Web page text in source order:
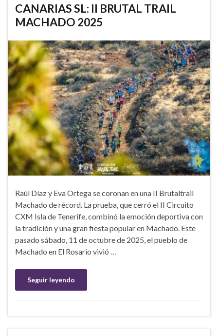
CANARIAS SL: II BRUTAL TRAIL
MACHADO 2025
Raúl Díaz y Eva Ortega se coronan en una II Brutaltrail
Machado de récord. La prueba, que cerró el II Circuito
CXM Isla de Tenerife, combinó la emoción deportiva con
la tradición y una gran fiesta popular en Machado. Este
pasado sábado, 11 de octubre de 2025, el pueblo de
Machado en El Rosario vivió …
Seguir leyendo